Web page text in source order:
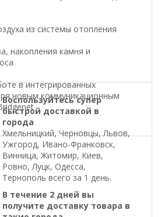
из системы отопления
накопления камня и
в интегрированных
новым коммуникационным
Воспользуйтесь супер
быстрой доставкой в
города
Хмельницкий, Черновцы, Львов,
Ужгород, Ивано-Франковск,
Винница, Житомир, Киев,
Ровно, Луцк, Одесса,
Тернополь всего за 1 день.
В течение 2 дней вы
получите доставку товара в